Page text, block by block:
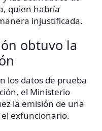
quien habría
injustificada.
obtuvo la
los datos de prueba
el Ministerio
la emisión de una
exfuncionario.